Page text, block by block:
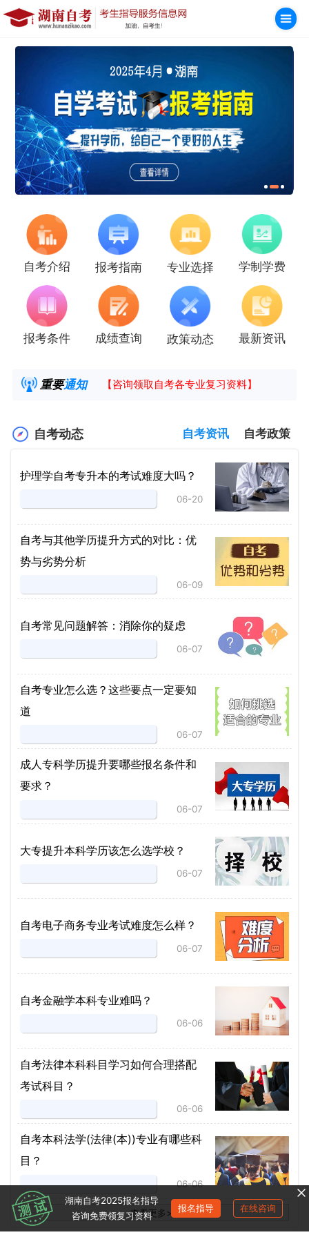
自考介绍 报考指南 专业选择 学制学费
报考条件 成绩查询 政策动态 最新资讯
重要通知
2025年4月湖南自考课程安排及教材目录已
【咨询领取自考各专业复习资料】
自考动态 自考资讯 自考政策
护理学自考专升本的考试难度大吗？
06-20
自考与其他学历提升方式的对比：优
势与劣势分析
06-09
自考常见问题解答：消除你的疑虑
06-07
自考专业怎么选？这些要点一定要知
道
06-07
成人专科学历提升要哪些报名条件和
要求？
06-07
大专提升本科学历该怎么选学校？
06-07
自考电子商务专业考试难度怎么样？
06-07
自考金融学本科专业难吗？
06-06
自考法律本科科目学习如何合理搭配
考试科目？
06-06
​自考本科法学(法律(本))专业有哪些科
目？
06-06
查看更多> >
湖南自考2025报名指导
咨询免费领复习资料
报名指导 在线咨询